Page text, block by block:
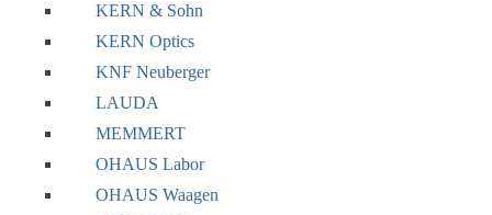
KERN & Sohn
KERN Optics
KNF Neuberger
LAUDA
MEMMERT
OHAUS Labor
OHAUS Waagen